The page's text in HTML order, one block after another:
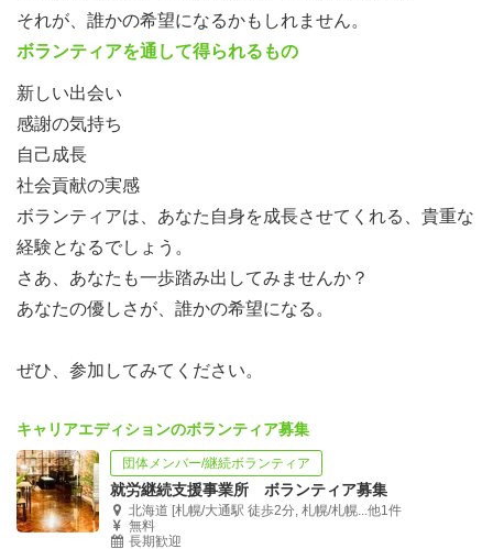
それが、誰かの希望になるかもしれません。
ボランティアを通して得られるもの
新しい出会い
感謝の気持ち
自己成長
社会貢献の実感
ボランティアは、あなた自身を成長させてくれる、貴重な
経験となるでしょう。
さあ、あなたも一歩踏み出してみませんか？
あなたの優しさが、誰かの希望になる。
ぜひ、参加してみてください。
キャリアエディションのボランティア募集
団体メンバー/継続ボランティア
就労継続支援事業所 ボランティア募集
北海道 [札幌/大通駅 徒歩2分, 札幌/札幌...他1件
無料
長期歓迎